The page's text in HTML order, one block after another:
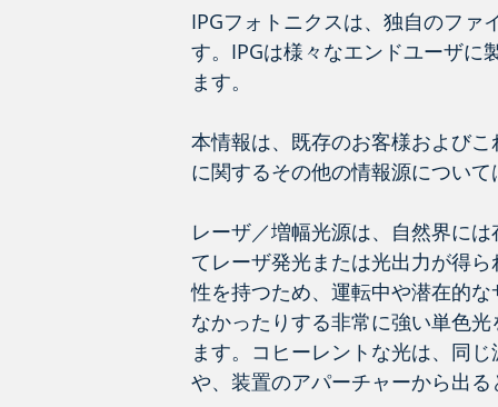
IPGフォトニクスは、独自のファ
す。IPGは様々なエンドユーザに
ます。
本情報は、既存のお客様および
に関するその他の情報源につい
レーザ／増幅光源は、自然界に
てレーザ発光または光出力が得
性を持つため、運転中や潜在的
なかったりする非常に強い単色
ます。コヒーレントな光は、同
や、装置のアパーチャーから出